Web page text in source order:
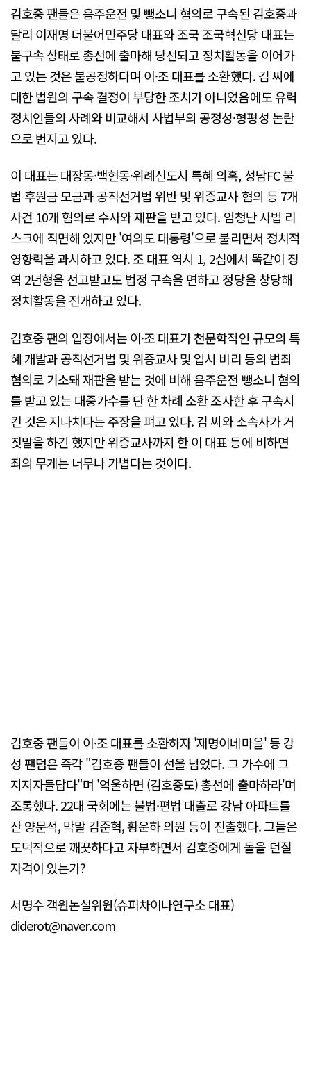
김호중 팬들은 음주운전 및 뺑소니 혐의로 구속된 김호중과
달리 이재명 더불어민주당 대표와 조국 조국혁신당 대표는
불구속 상태로 총선에 출마해 당선되고 정치활동을 이어가
고 있는 것은 불공정하다며 이·조 대표를 소환했다. 김 씨에
대한 법원의 구속 결정이 부당한 조치가 아니었음에도 유력
정치인들의 사례와 비교해서 사법부의 공정성·형평성 논란
으로 번지고 있다.
이 대표는 대장동·백현동·위례신도시 특혜 의혹, 성남FC 불
법 후원금 모금과 공직선거법 위반 및 위증교사 혐의 등 7개
사건 10개 혐의로 수사와 재판을 받고 있다. 엄청난 사법 리
스크에 직면해 있지만 '여의도 대통령'으로 불리면서 정치적
영향력을 과시하고 있다. 조 대표 역시 1, 2심에서 똑같이 징
역 2년형을 선고받고도 법정 구속을 면하고 정당을 창당해
정치활동을 전개하고 있다.
김호중 팬의 입장에서는 이·조 대표가 천문학적인 규모의 특
혜 개발과 공직선거법 및 위증교사 및 입시 비리 등의 범죄
혐의로 기소돼 재판을 받는 것에 비해 음주운전 뺑소니 혐의
를 받고 있는 대중가수를 단 한 차례 소환 조사한 후 구속시
킨 것은 지나치다는 주장을 펴고 있다. 김 씨와 소속사가 거
짓말을 하긴 했지만 위증교사까지 한 이 대표 등에 비하면
죄의 무게는 너무나 가볍다는 것이다.
김호중 팬들이 이·조 대표를 소환하자 '재명이네마을' 등 강
성 팬덤은 즉각 "김호중 팬들이 선을 넘었다. 그 가수에 그
지지자들답다"며 '억울하면 (김호중도) 총선에 출마하라'며
조롱했다. 22대 국회에는 불법·편법 대출로 강남 아파트를
산 양문석, 막말 김준혁, 황운하 의원 등이 진출했다. 그들은
도덕적으로 깨끗하다고 자부하면서 김호중에게 돌을 던질
자격이 있는가?
서명수 객원논설위원(슈퍼차이나연구소 대표)
diderot@naver.com